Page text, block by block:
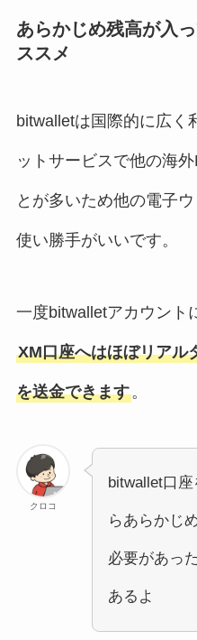
あらかじめ残高が入
ススメ
bitwalletは国際的に広く
ットサービスで他の海
とが多いため他の電子
使い勝手がいいです。
一度bitwalletアカウント
XM口座へはほぼリアル
を送金できます。
クロコ
bitwallet口
らあらかじ
必要があっ
あるよ